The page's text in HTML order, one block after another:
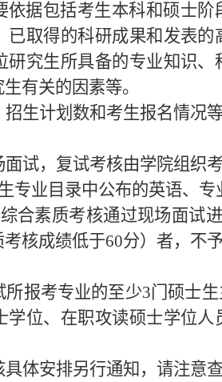
依据包括考生本科和硕士
已取得的科研成果和发表
研究生所具备的专业知识
有关的因素等。
生计划数和考生报名情况
试，复试考核由学院组织考
专业目录中公布的英语、专
合素质考核通过现场面试
核成绩低于60分）者，不予
所报考专业的至少3门硕士
学位、在职攻读硕士学位
体安排另行通知，请注意查